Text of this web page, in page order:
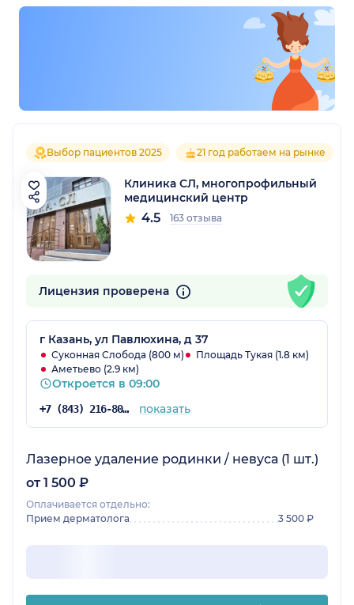
Выбор пациентов 2025 21 год работаем на рынке
Клиника СЛ, многопрофильный
медицинский центр
4.5 163 отзыва
Лицензия проверена
г Казань, ул Павлюхина, д 37
Суконная Слобода (800 м)
Площадь Тукая (1.8 км)
Аметьево (2.9 км)
Откроется в 09:00
+7 (843) 216-80-51 показать
Лазерное удаление родинки / невуса (1 шт.)
от 1 500 ₽
Оплачивается отдельно:
Прием дерматолога
3 500 ₽